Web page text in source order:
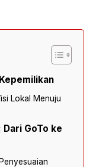
Lokal Menuju
GoTo ke